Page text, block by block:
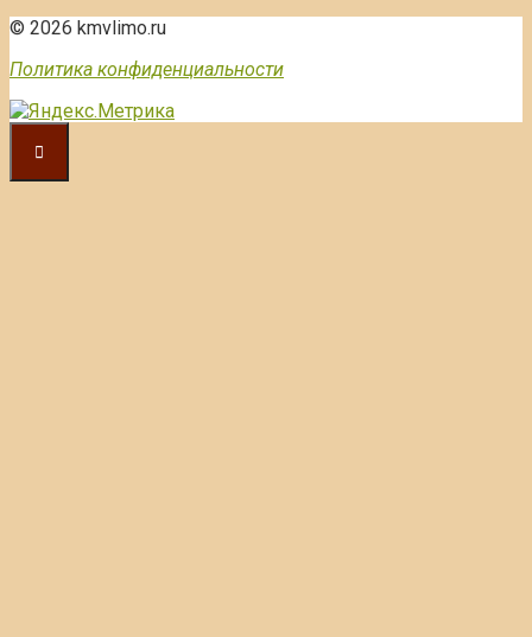
© 2026 kmvlimo.ru
Политика конфиденциальности